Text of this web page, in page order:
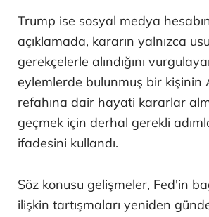
Trump ise sosyal medya
açıklamada, kararın yalnızca
gerekçelerle alındığını
eylemlerde bulunmuş bir kişinin
refahına dair hayati kararlar
geçmek için derhal gerekli
ifadesini kullandı.
Söz konusu gelişmeler, Fed'in
ilişkin tartışmaları yeniden